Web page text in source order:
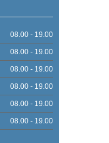
08.00 - 19.00
08.00 - 19.00
08.00 - 19.00
08.00 - 19.00
08.00 - 19.00
08.00 - 19.00